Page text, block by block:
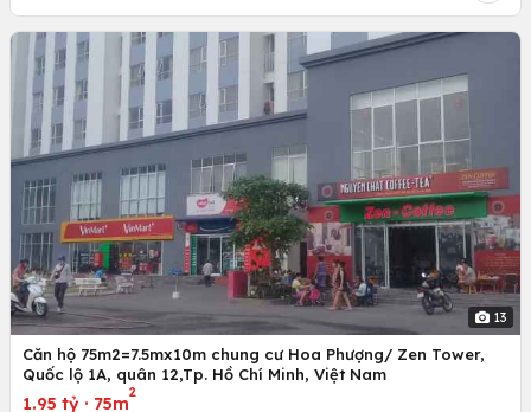
13
Căn hộ 75m2=7.5mx10m chung cư Hoa Phượng/ Zen Tower,
Quốc lộ 1A, quân 12,Tp. Hồ Chí Minh, Việt Nam
1.95 tỷ · 75m
2